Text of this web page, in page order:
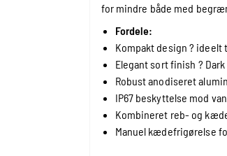
for mindre både med
Fordele:
Kompakt design ? ideelt
Elegant sort finish ?
Robust anodiseret
IP67 beskyttelse mod
Kombineret reb- og
Manuel kædefrigørelse